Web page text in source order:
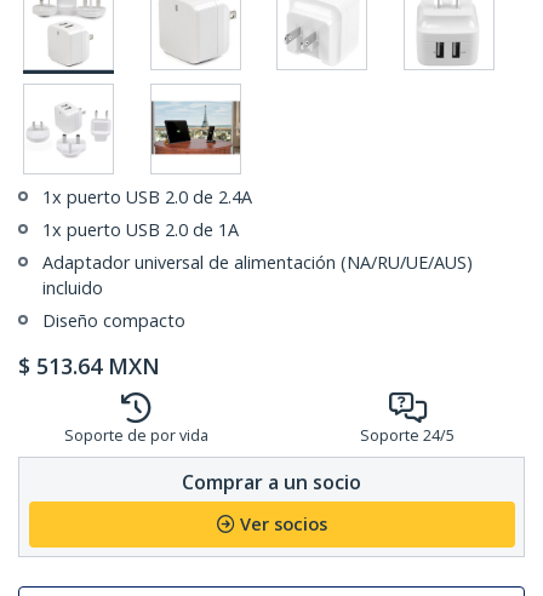
1x puerto USB 2.0 de 2.4A
1x puerto USB 2.0 de 1A
Adaptador universal de alimentación (NA/RU/UE/AUS)
incluido
Diseño compacto
$ 513.64 MXN
Soporte de por vida Soporte 24/5
Comprar a un socio
Ver socios